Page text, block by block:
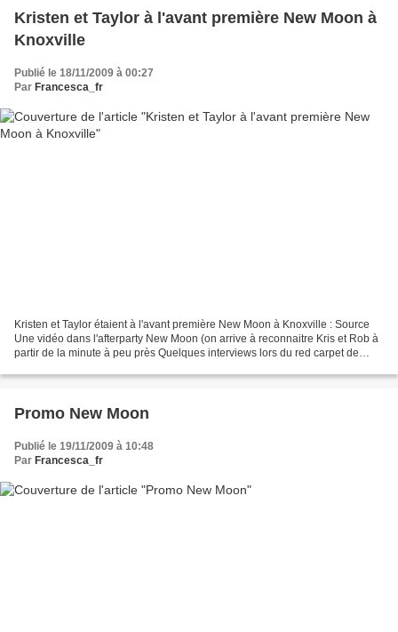
Kristen et Taylor à l'avant première New Moon à
Knoxville
Publié le 18/11/2009 à 00:27
Par Francesca_fr
Kristen et Taylor étaient à l'avant première New Moon à Knoxville : Source
Une vidéo dans l'afterparty New Moon (on arrive à reconnaitre Kris et Rob à
partir de la minute à peu près Quelques interviews lors du red carpet de
Promo New Moon
Publié le 19/11/2009 à 10:48
Par Francesca_fr